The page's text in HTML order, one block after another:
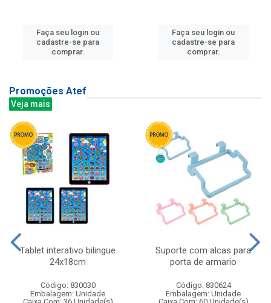
Faça seu login ou
cadastre-se para
comprar.
Faça seu login ou
cadastre-se para
comprar.
Promoções Atef
Veja mais
Tablet interativo bilingue
24x18cm
Código: 830030
Embalagem: Unidade
Suporte com alcas para
porta de armario
Código: 830624
Embalagem: Unidade